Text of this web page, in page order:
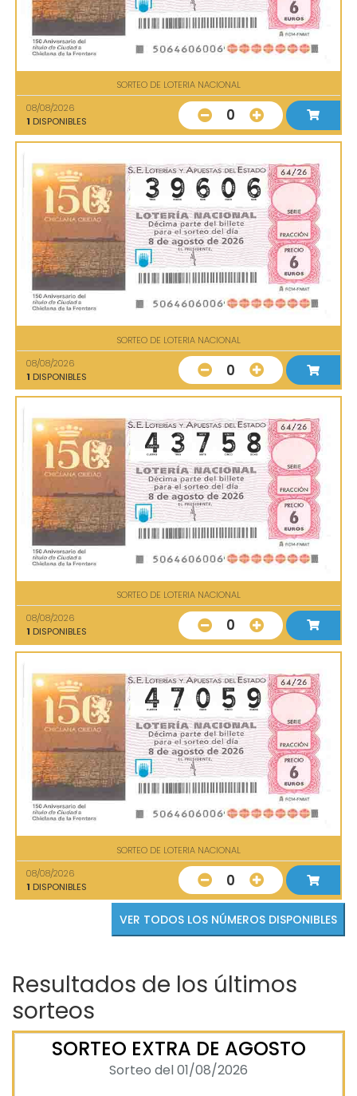
SORTEO DE LOTERIA NACIONAL
08/08/2026
1 DISPONIBLES 0
SORTEO DE LOTERIA NACIONAL
08/08/2026
1 DISPONIBLES 0
SORTEO DE LOTERIA NACIONAL
08/08/2026
1 DISPONIBLES 0
SORTEO DE LOTERIA NACIONAL
08/08/2026
1 DISPONIBLES 0
VER TODOS LOS NÚMEROS DISPONIBLES
Resultados de los últimos
sorteos
SORTEO EXTRA DE AGOSTO
Sorteo del 01/08/2026